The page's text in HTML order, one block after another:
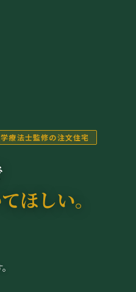
療法士監修の注文住宅
ほしい。